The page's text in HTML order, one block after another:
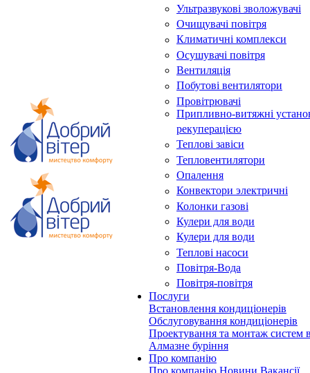
Ультразвукові зволожувачі
Очищувачі повітря
Климатичні комплекси
Осушувачі повітря
Вентиляція
Побутові вентилятори
Провітрювачі
Припливно-витяжні
рекуперацією
Теплові завіси
Тепловентилятори
Опалення
Конвектори электричні
Колонки газові
Кулери для води
Кулери для води
Теплові насоси
Повітря-Вода
Повітря-повітря
Послуги
Встановлення кондиціонерів
Обслуговування кондиціонерів
Проектування та монтаж систем
Алмазне буріння
Про компанію
Про компанію Новини Вакансії